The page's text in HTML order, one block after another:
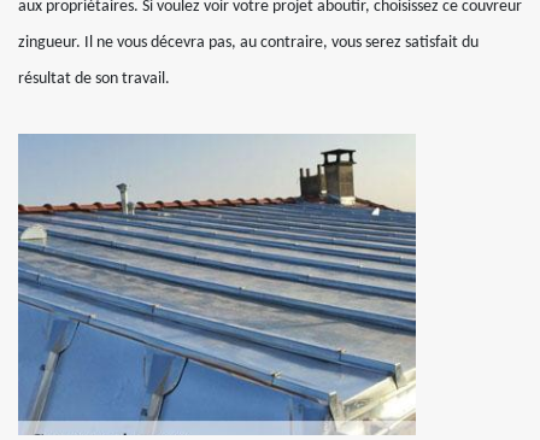
aux propriétaires. Si voulez voir votre projet aboutir, choisissez ce couvreur
zingueur. Il ne vous décevra pas, au contraire, vous serez satisfait du
résultat de son travail.